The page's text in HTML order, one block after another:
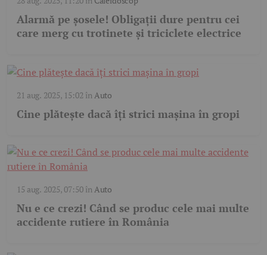
Alarmă pe șosele! Obligații dure pentru cei
care merg cu trotinete și triciclete electrice
21 aug. 2025, 15:02 înAuto
Cine plătește dacă îți strici mașina în gropi
15 aug. 2025, 07:50înAuto
Nu e ce crezi! Când se produc cele mai multe
accidente rutiere în România